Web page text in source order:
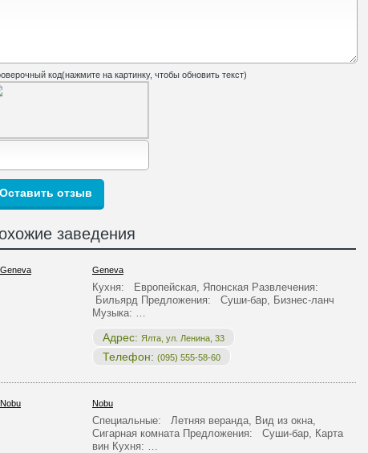
код(нажмите на картинку, чтобы обновить текст)
заведения
Geneva
Кухня: Европейская, Японская Развлечения:
Бильярд Предложения: Суши-бар, Бизнес-ланч
Музыка: …
Адрес: Ялта, ул. Ленина, 33
Телефон: (095) 555-58-60
Nobu
Специальные: Летняя веранда, Вид из окна,
Сигарная комната Предложения: Суши-бар, Карта
вин Кухня: …